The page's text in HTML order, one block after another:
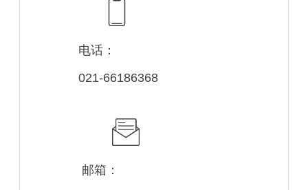
电话：
021-66186368
邮箱：